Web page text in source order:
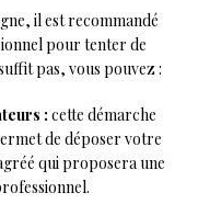
il est recommandé
pour tenter de
pas, vous pouvez :
: cette démarche
de déposer votre
qui proposera une